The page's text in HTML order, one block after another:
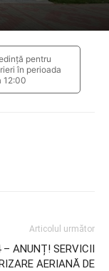
pentru
în perioada
12:00
Articolul următor
– ANUNȚ! SERVICII
AERIANĂ DE